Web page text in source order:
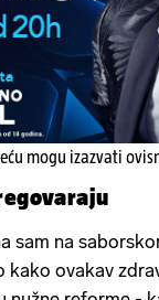
mogu izazvati
sam na
kako ovakav